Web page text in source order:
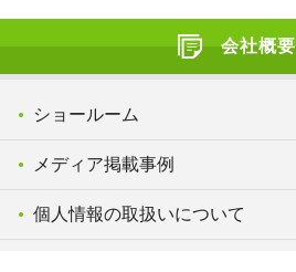
会社概要
ショールーム
メディア掲載事例
個人情報の取扱いについて